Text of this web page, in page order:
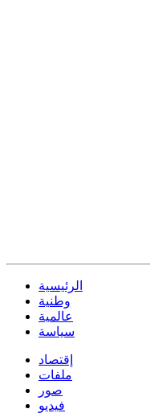
الرئيسية
وطنية
عالمية
سياسة
إقتصاد
ملفات
صور
فيديو